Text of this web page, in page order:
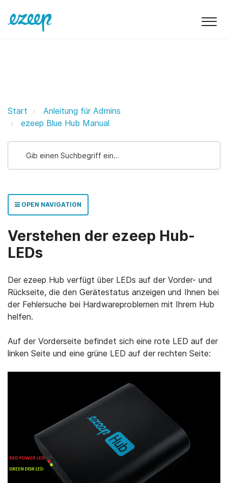
Verstehen der ezeep Hub-LEDs
Start
Anleitung für Admins
ezeep Blue Hub Manual
OPEN NAVIGATION
Verstehen der ezeep Hub-
LEDs
Der ezeep Hub verfügt über LEDs auf der Vorder- und
Rückseite, die den Gerätestatus anzeigen und Ihnen bei
der Fehlersuche bei Hardwareproblemen mit Ihrem Hub
helfen.
Auf der Vorderseite befindet sich eine rote LED auf der
linken Seite und eine grüne LED auf der rechten Seite: